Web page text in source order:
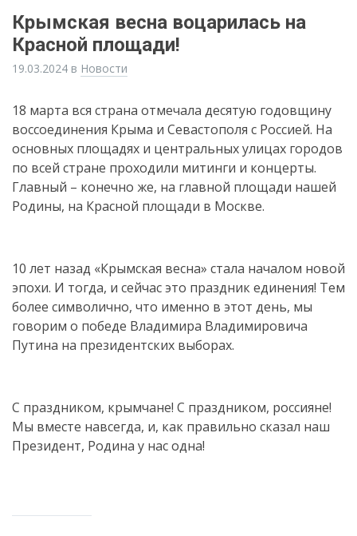
Крымская весна воцарилась на
Красной площади!
19.03.2024 в Новости
18 марта вся страна отмечала десятую годовщину
воссоединения Крыма и Севастополя с Россией. На
основных площадях и центральных улицах городов
по всей стране проходили митинги и концерты.
Главный – конечно же, на главной площади нашей
Родины, на Красной площади в Москве.
10 лет назад «Крымская весна» стала началом новой
эпохи. И тогда, и сейчас это праздник единения! Тем
более символично, что именно в этот день, мы
говорим о победе Владимира Владимировича
Путина на президентских выборах.
С праздником, крымчане! С праздником, россияне!
Мы вместе навсегда, и, как правильно сказал наш
Президент, Родина у нас одна!